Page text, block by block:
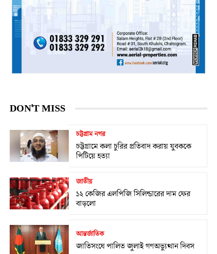
DON'T MISS
চট্টগ্রাম নগর
চট্টগ্রামে কলা চুরির প্রতিবাদ করায় যুবককে
পিটিয়ে হত্যা
জাতীয়
১২ কেজির এলপিজি সিলিন্ডারের দাম ফের
বাড়লো
আন্তর্জাতিক
জাতিসংঘে পালিত জুলাই গণঅভ্যুত্থান দিবস